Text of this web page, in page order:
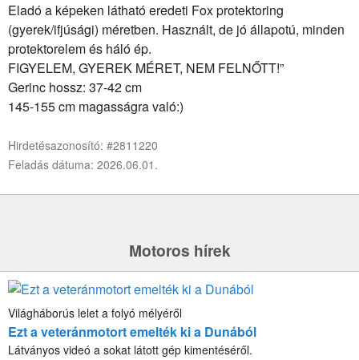
Eladó a képeken látható eredeti Fox protektoring
(gyerek/ifjúsági) méretben. Használt, de jó állapotú, minden
protektorelem és háló ép.
FIGYELEM, GYEREK MÉRET, NEM FELNŐTT!”
Gerinc hossz: 37-42 cm
145-155 cm magasságra való:)
Hirdetésazonosító: #2811220
Feladás dátuma: 2026.06.01.
Motoros hírek
Világháborús lelet a folyó mélyéről
Ezt a veteránmotort emelték ki a Dunából
Látványos videó a sokat látott gép kimentéséről.